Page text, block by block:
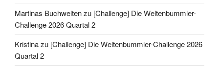
Martinas Buchweltenzu [Challenge] Die Weltenbummler-
Challenge 2026 Quartal 2
Kristinazu [Challenge] Die Weltenbummler-Challenge 2026
Quartal 2